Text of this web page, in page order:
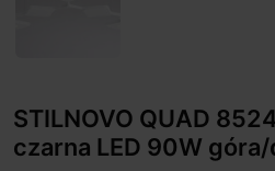
STILNOVO QUAD
czarna LED 90W góra/